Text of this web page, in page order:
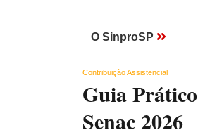
O SinproSP
Contribuição Assistencial
Guia
Senac 2026